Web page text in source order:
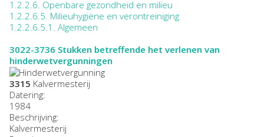
1.2.2.6. Openbare gezondheid en milieu
1.2.2.6.5. Milieuhygiëne en verontreiniging
1.2.2.6.5.1. Algemeen
3022-3736 Stukken betreffende het verlenen van
hinderwetvergunningen
3315 Kalvermesterij
Datering:
1984
Beschrijving:
Kalvermesterij